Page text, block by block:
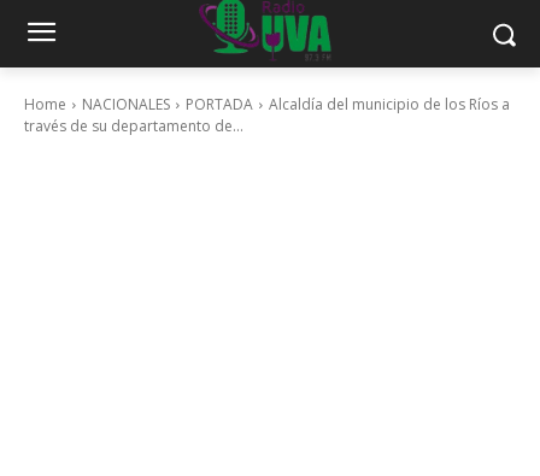
Home NACIONALES PORTADA
Alcaldía del municipio de los Ríos a
través de su departamento de...